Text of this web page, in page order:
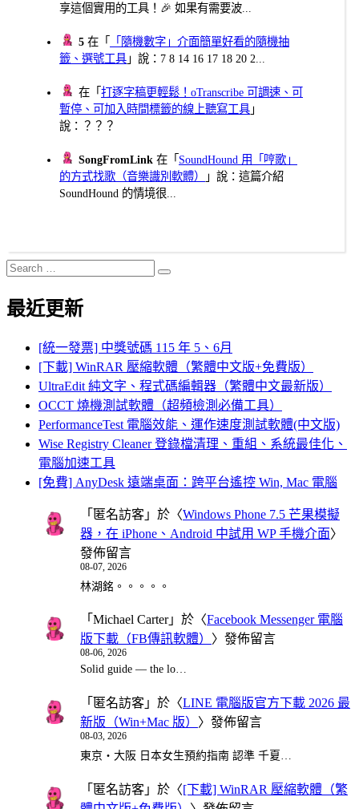
享這個實用的工具！🎉 如果有需要波...
5 在「
「隨機數字」介面簡單好看的隨機抽
籤、選號工具 」說：7 8 14 16 17 18 20 2...
在「打逐字稿更輕鬆！oTranscribe 可調速、可
暫停、可加入時間標籤的線上聽寫工具 」
說：？？？
SongFromLink 在「 SoundHound 用「哼歌」
的方式找歌（音樂識別軟體）
」說：這篇介紹
SoundHound 的情境很...
Search
for:
Search
最近更新
[統一發票] 中獎號碼 115 年 5、6月
[下載] WinRAR 壓縮軟體（繁體中文版+免費版）
UltraEdit 純文字、程式碼編輯器（繁體中文最新版）
OCCT 燒機測試軟體（超頻檢測必備工具）
PerformanceTest 電腦效能、運作速度測試軟體(中文版)
Wise Registry Cleaner 登錄檔清理、重組、系統最佳化、
電腦加速工具
[免費] AnyDesk 遠端桌面：跨平台遙控 Win, Mac 電腦
「 匿名訪客 」於〈Windows Phone 7.5 芒果模擬
器，在 iPhone、Android 中試用 WP 手機介面〉
發佈留言
08-07, 2026
林湖銘。。。。。
「 Michael Carter」於〈Facebook Messenger 電腦
版下載（FB傳訊軟體） 〉發佈留言
08-06, 2026
Solid guide — the lo…
「 匿名訪客 」於〈LINE 電腦版官方下載 2026 最
新版（Win+Mac 版） 〉發佈留言
08-03, 2026
東京・大阪 日本女生預約指南 認準 千夏…
「 匿名訪客 」於〈[下載] WinRAR 壓縮軟體（繁